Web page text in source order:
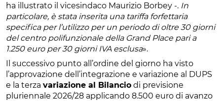
ha illustrato il vicesindaco Maurizio Borbey -. In
particolare, è stata inserita una tariffa forfettaria
specifica per l’utilizzo per un periodo di oltre 30 giorni
del centro polifunzionale della Grand Place pari a
1.250 euro per 30 giorni IVA esclusa».
Il successivo punto all’ordine del giorno ha visto
l’approvazione dell’integrazione e variazione al DUPS
e la terza variazione al Bilancio di previsione
pluriennale 2026/28 applicando 8.500 euro di avanzo